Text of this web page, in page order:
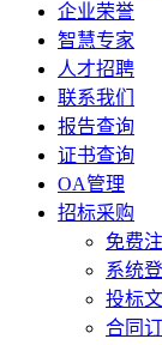
企业荣誉
智慧专家
人才招聘
联系我们
报告查询
证书查询
OA管理
招标采购
免费
系统
投标
合同